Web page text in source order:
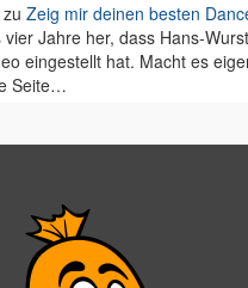
zu Zeig mir deinen besten
vier Jahre her, dass Hans-
eingestellt hat. Macht es
Seite…